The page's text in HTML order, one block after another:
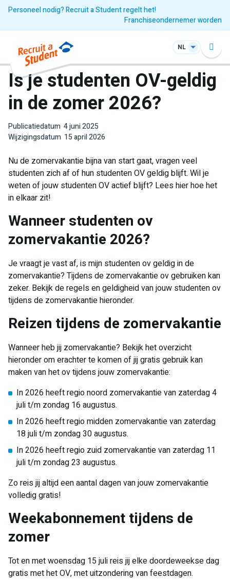
Personeel nodig? Recruit a Student regelt het!
Franchiseondernemer worden
NL
Is je studenten OV-geldig
in de zomer 2026?
Publicatiedatum 4 juni 2025
Wijzigingsdatum 15 april 2026
Nu de zomervakantie bijna van start gaat, vragen veel
studenten zich af of hun studenten OV geldig blijft. Wil je
weten of jouw studenten OV actief blijft? Lees hier hoe het
in elkaar zit!
Wanneer studenten ov
zomervakantie 2026?
Je vraagt je vast af, is mijn studenten ov geldig in de
zomervakantie? Tijdens de zomervakantie ov gebruiken kan
zeker. Bekijk de regels en geldigheid van jouw studenten ov
tijdens de zomervakantie hieronder.
Reizen tijdens de zomervakantie
Wanneer heb jij zomervakantie? Bekijk het overzicht
hieronder om erachter te komen of jij gratis gebruik kan
maken van het ov tijdens jouw zomervakantie:
In 2026 heeft regio noord zomervakantie van zaterdag 4
juli t/m zondag 16 augustus.
In 2026 heeft regio midden zomervakantie van zaterdag
18 juli t/m zondag 30 augustus.
In 2026 heeft regio zuid zomervakantie van zaterdag 11
juli t/m zondag 23 augustus.
Zo reis jij altijd een aantal dagen van jouw zomervakantie
volledig gratis!
Weekabonnement tijdens de
zomer
Tot en met woensdag 15 juli reis jij elke doordeweekse dag
gratis met het OV, met uitzondering van feestdagen.